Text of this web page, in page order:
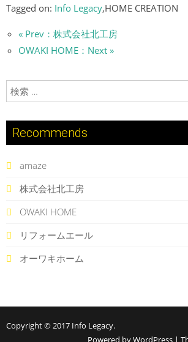
Tagged on: Info Legacy,HOME CREATION
« Prev：株式会社北工房
OWAKI HOME：Next »
検索:
Recommends
amaze
株式会社北工房
OWAKI HOME
リフォームエール
オーワキホーム
Copyright © 2017 Info Legacy.
Powered by WordPress |